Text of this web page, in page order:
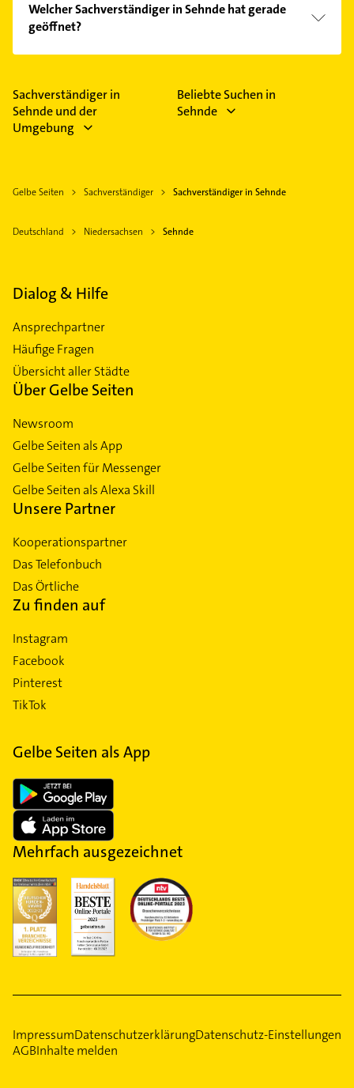
Kundenmeinungen und profitieren Sie von den
Empfehlungen. Die Suchergebnisse können Sie sich
einfach nachBewertungensortiert anzeigen lassen.
Welcher Sachverständiger in Sehnde hat gerade
geöffnet?
Im Anbieter-Bereich finden Sie alleÖffnungszeiten.
Feiertagen abweichen können.
Sachverständiger in
Sehnde und der
Umgebung
Beliebte Suchen in
Sehnde
Gelbe Seiten Sachverständiger Sachverständiger in Sehnde
Deutschland Niedersachsen Sehnde
Dialog & Hilfe
Ansprechpartner
Häufige Fragen
Übersicht aller Städte
Über Gelbe Seiten
Newsroom
Gelbe Seiten als App
Gelbe Seiten für Messenger
Gelbe Seiten als Alexa Skill
Unsere Partner
Kooperationspartner
Das Telefonbuch
Das Örtliche
Zu finden auf
Instagram
Facebook
Pinterest
TikTok
Gelbe Seiten als App
Mehrfach ausgezeichnet
ImpressumDatenschutzerklärungDatenschutz-Einstellungen
AGBInhalte melden